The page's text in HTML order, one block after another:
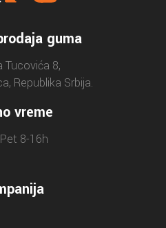
guma
Tucovića 8,
Republika Srbija.
vreme
8-16h